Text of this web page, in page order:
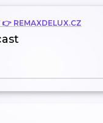
REMAXDELUX.CZ